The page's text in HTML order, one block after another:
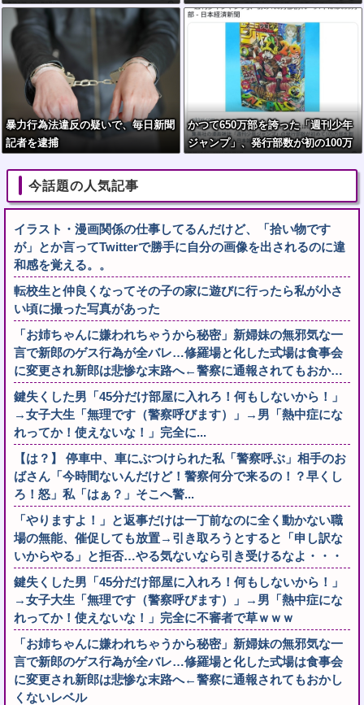
曲に合わせ踊るサイレント盆ダンス
も
る秘書給与疑惑
暴力行為法違反の疑いで、毎日新聞
記者を逮捕
かつて650万部を誇った「週刊少年
ジャンプ」、発行部数が初の100万
今話題の人気記事
イラスト・漫画関係の仕事してるんだけど、「拾い物です
が」とか言ってTwitterで勝手に自分の画像を出されるのに違
和感を覚える。。
転校生と仲良くなってその子の家に遊びに行ったら私が小さ
い頃に撮った写真があった
「お姉ちゃんに嫌われちゃうから秘密」新婦妹の無邪気な一
言で新郎のゲス行為が全バレ…修羅場と化した式場は食事会
に変更され新郎は悲惨な末路へ←警察に通報されてもおか…
鍵失くした男「45分だけ部屋に入れろ！何もしないから！」
→女子大生「無理です（警察呼びます）」→男「熱中症にな
れってか！使えないな！」完全に...
【は？】 停車中、車にぶつけられた私「警察呼ぶ」相手のお
ばさん「今時間ないんだけど！警察何分で来るの！？早くし
ろ！怒」私「はぁ？」そこへ警...
「やりますよ！」と返事だけは一丁前なのに全く動かない職
場の無能、催促しても放置→引き取ろうとすると「申し訳な
いからやる」と拒否…やる気ないなら引き受けるなよ・・・
鍵失くした男「45分だけ部屋に入れろ！何もしないから！」
→女子大生「無理です（警察呼びます）」→男「熱中症にな
れってか！使えないな！」完全に不審者で草ｗｗｗ
「お姉ちゃんに嫌われちゃうから秘密」新婦妹の無邪気な一
言で新郎のゲス行為が全バレ…修羅場と化した式場は食事会
に変更され新郎は悲惨な末路へ←警察に通報されてもおかし
くないレベル